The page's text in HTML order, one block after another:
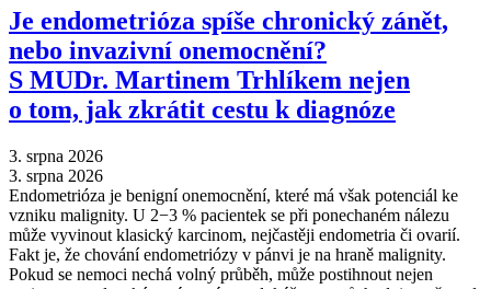
Je endometrióza spíše chronický zánět,
nebo invazivní onemocnění?
S MUDr. Martinem Trhlíkem nejen
o tom, jak zkrátit cestu k diagnóze
3. srpna 2026
3. srpna 2026
Endometrióza je benigní onemocnění, které má však potenciál ke
vzniku malignity. U 2−3 % pacientek se při ponechaném nálezu
může vyvinout klasický karcinom, nejčastěji endometria či ovarií.
Fakt je, že chování endometriózy v pánvi je na hraně malignity.
Pokud se nemoci nechá volný průběh, může postihnout nejen